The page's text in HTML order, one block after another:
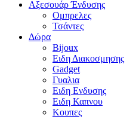
Αξεσουάρ Ένδυσης
Oμπρελες
Τσάντες
Δώρα
Bijoux
Eιδη Διακοσμησης
Gadget
Γυαλια
Ειδη Ενδυσης
Ειδη Καπνου
Κουπες